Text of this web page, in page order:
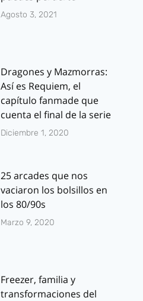
Agosto 3, 2021
Dragones y Mazmorras:
Así es Requiem, el
capítulo fanmade que
cuenta el final de la serie
Diciembre 1, 2020
25 arcades que nos
vaciaron los bolsillos en
los 80/90s
Marzo 9, 2020
Freezer, familia y
transformaciones del